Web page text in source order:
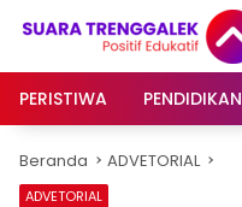
PERISTIWA
PENDIDIKAN
Beranda ADVETORIAL
ADVETORIAL